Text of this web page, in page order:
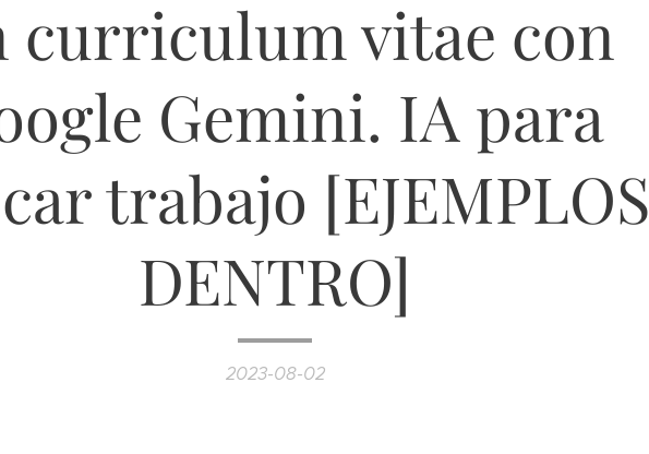
curriculum vitae con
Gemini. IA para
trabajo [EJEMPLOS
DENTRO]
2023-08-02